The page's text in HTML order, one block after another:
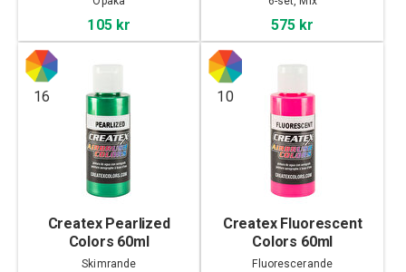
105 kr 575 kr
16
Createx Pearlized
Colors 60ml
Skimrande
10
Createx Fluorescent
Colors 60ml
Fluorescerande